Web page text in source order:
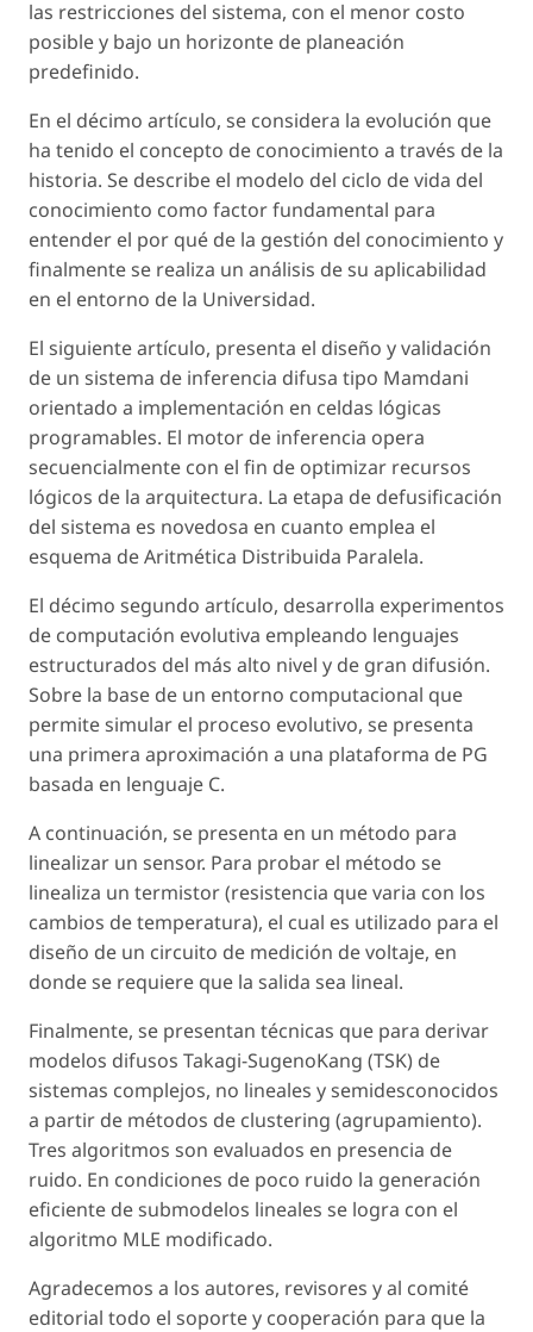
las restricciones del sistema, con el menor costo
posible y bajo un horizonte de planeación
predefinido.
En el décimo artículo, se considera la evolución que
ha tenido el concepto de conocimiento a través de la
historia. Se describe el modelo del ciclo de vida del
conocimiento como factor fundamental para
entender el por qué de la gestión del conocimiento y
finalmente se realiza un análisis de su aplicabilidad
en el entorno de la Universidad.
El siguiente artículo, presenta el diseño y validación
de un sistema de inferencia difusa tipo Mamdani
orientado a implementación en celdas lógicas
programables. El motor de inferencia opera
secuencialmente con el fin de optimizar recursos
lógicos de la arquitectura. La etapa de defusificación
del sistema es novedosa en cuanto emplea el
esquema de Aritmética Distribuida Paralela.
El décimo segundo artículo, desarrolla experimentos
de computación evolutiva empleando lenguajes
estructurados del más alto nivel y de gran difusión.
Sobre la base de un entorno computacional que
permite simular el proceso evolutivo, se presenta
una primera aproximación a una plataforma de PG
basada en lenguaje C.
A continuación, se presenta en un método para
linealizar un sensor. Para probar el método se
linealiza un termistor (resistencia que varia con los
cambios de temperatura), el cual es utilizado para el
diseño de un circuito de medición de voltaje, en
donde se requiere que la salida sea lineal.
Finalmente, se presentan técnicas que para derivar
modelos difusos Takagi-SugenoKang (TSK) de
sistemas complejos, no lineales y semidesconocidos
a partir de métodos de clustering (agrupamiento).
Tres algoritmos son evaluados en presencia de
ruido. En condiciones de poco ruido la generación
eficiente de submodelos lineales se logra con el
algoritmo MLE modificado.
Agradecemos a los autores, revisores y al comité
editorial todo el soporte y cooperación para que la